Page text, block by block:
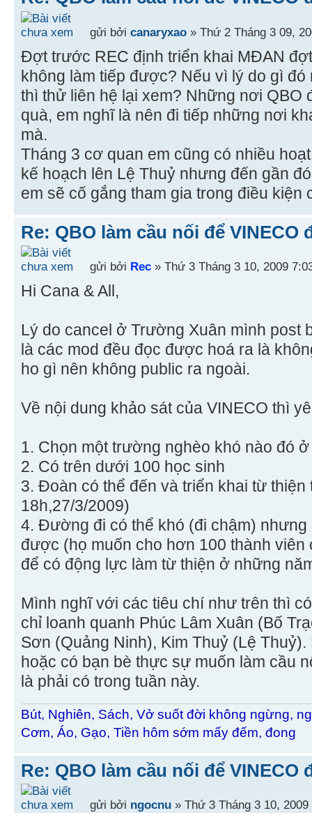
gửi bởi canaryxao » Thứ 2 Tháng 3 09,
Đợt trước REC định triển khai MĐAN
không làm tiếp được? Nếu vì lý do gì
thì thử liên hệ lại xem? Những nơi QBO
quà, em nghĩ là nên đi tiếp những nơi
mà.
Tháng 3 cơ quan em cũng có nhiều
kế hoạch lên Lệ Thuỷ nhưng đến gần
em sẽ cố gắng tham gia trong điều kiện
Re: QBO làm cầu nối để VINECO
gửi bởi Rec » Thứ 3 Tháng 3 10, 2009
Hi Cana & All,
Lý do cancel ở Trường Xuân mình post
là các mod đều đọc được hoá ra là
ho gì nên không public ra ngoài.
Về nội dung khảo sát của VINECO thì
1. Chọn một trường nghèo khó nào đó ở
2. Có trên dưới 100 học sinh
3. Đoàn có thể đến và triển khai từ thiện
18h,27/3/2009)
4. Đường đi có thể khó (đi chậm)
được (họ muốn cho hơn 100 thành viên
để có động lực làm từ thiện ở những
Mình nghĩ với các tiêu chí như trên thì
chỉ loanh quanh Phúc Lâm Xuân (Bố
Sơn (Quảng Ninh), Kim Thuỷ (Lệ
hoặc có bạn bè thực sự muốn làm cầu
là phải có trong tuần này.
Bút, Nghiên, Sách, Vở suốt đời không ngừng,
Cơm, Áo, Gạo, Tiền hôm sớm mấy đếm, đong
Re: QBO làm cầu nối để VINECO
gửi bởi ngocnu » Thứ 3 Tháng 3 10, 2009